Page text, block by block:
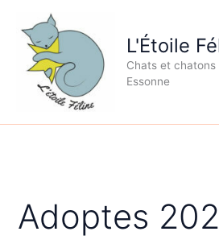
contenu
L'Étoile
Chats et chatons
Essonne
Adoptes